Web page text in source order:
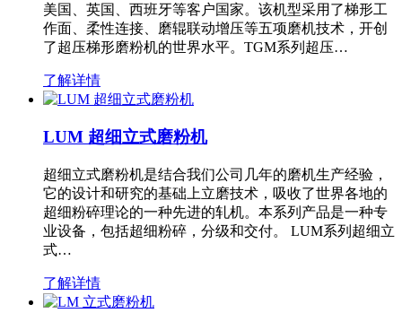
美国、英国、西班牙等客户国家。该机型采用了梯形工
作面、柔性连接、磨辊联动增压等五项磨机技术，开创
了超压梯形磨粉机的世界水平。TGM系列超压…
了解详情
LUM 超细立式磨粉机
超细立式磨粉机是结合我们公司几年的磨机生产经验，
它的设计和研究的基础上立磨技术，吸收了世界各地的
超细粉碎理论的一种先进的轧机。本系列产品是一种专
业设备，包括超细粉碎，分级和交付。 LUM系列超细立
式…
了解详情